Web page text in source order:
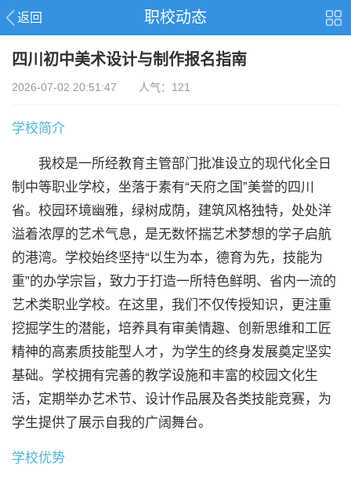
返回 职校动态
四川初中美术设计与制作报名指南
2026-07-02 20:51:47 人气：121
学校简介
我校是一所经教育主管部门批准设立的现代化全日
制中等职业学校，坐落于素有“天府之国”美誉的四川
省。校园环境幽雅，绿树成荫，建筑风格独特，处处洋
溢着浓厚的艺术气息，是无数怀揣艺术梦想的学子启航
的港湾。学校始终坚持“以生为本，德育为先，技能为
重”的办学宗旨，致力于打造一所特色鲜明、省内一流的
艺术类职业学校。在这里，我们不仅传授知识，更注重
挖掘学生的潜能，培养具有审美情趣、创新思维和工匠
精神的高素质技能型人才，为学生的终身发展奠定坚实
基础。学校拥有完善的教学设施和丰富的校园文化生
活，定期举办艺术节、设计作品展及各类技能竞赛，为
学生提供了展示自我的广阔舞台。
学校优势